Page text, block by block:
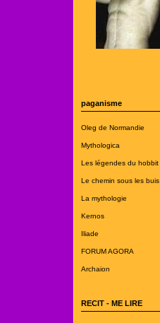
paganisme
Oleg de Normandie
Mythologica
Les légendes du hobbit
Le chemin sous les buis
La mythologie
Kernos
Iliade
FORUM AGORA
Archaion
RECIT - ME LIRE